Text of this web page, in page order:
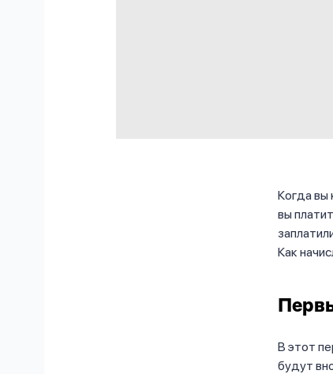
Когда вы
вы
Как
В этот
будут